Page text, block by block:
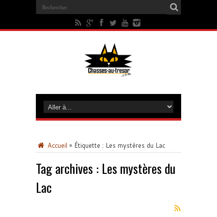
Accueil » Étiquette : Les mystères du Lac
Tag archives : Les mystères du
Lac